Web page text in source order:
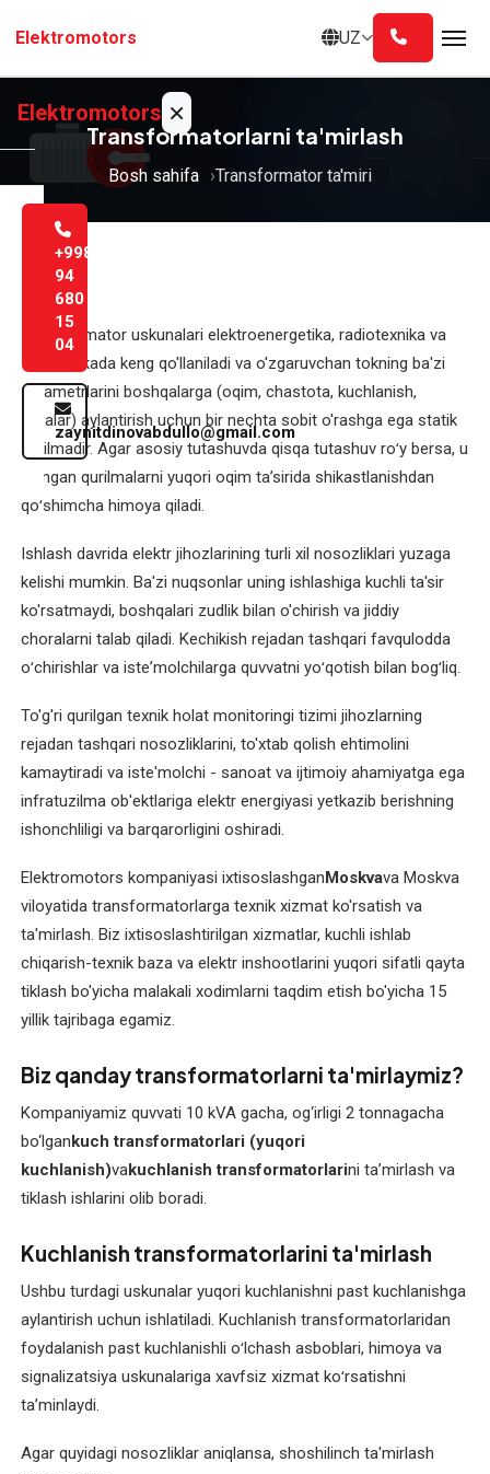
mazmunga
Elektromotors UZ
Elektromotors ×
sahifa
haqimizda
Xizmatlar
Blog
Aloqa
O'zbekcha
XIZMATLAR
Asinxron
elektromotorlarni
ta'mirlash
Bir
fazali
elektromotorni
qayta
Elektr
uskunalari
bo'yicha
Elektromotor
kollektorini
va
tiklash
Elektromotor
o'rashini
o'rash
Elektromotor
podshipniklarini
almashtirish
Elektromotor
balanslash
+998
94
680
15
04
zaynitdinovabdullo@gmail.com
Transformatorlarni ta'mirlash
Bosh sahifa Transformator ta'miri
Transformator uskunalari elektroenergetika, radiotexnika va
elektronikada keng qo'llaniladi va o'zgaruvchan tokning ba'zi
parametrlarini boshqalarga (oqim, chastota, kuchlanish,
fazalar) aylantirish uchun bir nechta sobit o'rashga ega statik
qurilmadir. Agar asosiy tutashuvda qisqa tutashuv roʻy bersa, u
ulangan qurilmalarni yuqori oqim taʼsirida shikastlanishdan
qoʻshimcha himoya qiladi.
Ishlash davrida elektr jihozlarining turli xil nosozliklari yuzaga
kelishi mumkin. Ba'zi nuqsonlar uning ishlashiga kuchli ta'sir
ko'rsatmaydi, boshqalari zudlik bilan o'chirish va jiddiy
choralarni talab qiladi. Kechikish rejadan tashqari favqulodda
oʻchirishlar va isteʼmolchilarga quvvatni yoʻqotish bilan bogʻliq.
To'g'ri qurilgan texnik holat monitoringi tizimi jihozlarning
rejadan tashqari nosozliklarini, to'xtab qolish ehtimolini
kamaytiradi va iste'molchi - sanoat va ijtimoiy ahamiyatga ega
infratuzilma ob'ektlariga elektr energiyasi yetkazib berishning
ishonchliligi va barqarorligini oshiradi.
Elektromotors kompaniyasi ixtisoslashganMoskvava Moskva
viloyatida transformatorlarga texnik xizmat ko'rsatish va
ta'mirlash. Biz ixtisoslashtirilgan xizmatlar, kuchli ishlab
chiqarish-texnik baza va elektr inshootlarini yuqori sifatli qayta
tiklash bo'yicha malakali xodimlarni taqdim etish bo'yicha 15
yillik tajribaga egamiz.
Biz qanday transformatorlarni ta'mirlaymiz?
Kompaniyamiz quvvati 10 kVA gacha, og‘irligi 2 tonnagacha
bo‘lgankuch transformatorlari (yuqori
kuchlanish)vakuchlanish transformatorlarini ta’mirlash va
tiklash ishlarini olib boradi.
Kuchlanish transformatorlarini ta'mirlash
Ushbu turdagi uskunalar yuqori kuchlanishni past kuchlanishga
aylantirish uchun ishlatiladi. Kuchlanish transformatorlaridan
foydalanish past kuchlanishli oʻlchash asboblari, himoya va
signalizatsiya uskunalariga xavfsiz xizmat koʻrsatishni
taʼminlaydi.
Agar quyidagi nosozliklar aniqlansa, shoshilinch ta'mirlash